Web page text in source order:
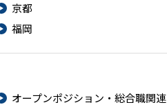
京都
福岡
オープンポジション・総合職関連